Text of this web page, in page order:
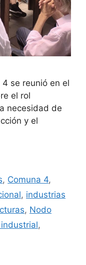
se reunió en el
el rol
necesidad de
y el
, Comuna 4,
, industrias
, Nodo
,